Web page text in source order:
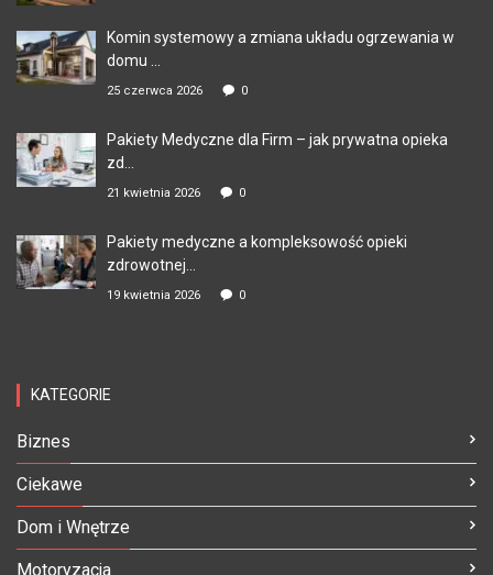
Komin systemowy a zmiana układu ogrzewania w
domu ...
25 czerwca 2026 0
Pakiety Medyczne dla Firm – jak prywatna opieka
zd...
21 kwietnia 2026 0
Pakiety medyczne a kompleksowość opieki
zdrowotnej...
19 kwietnia 2026 0
KATEGORIE
Biznes
Ciekawe
Dom i Wnętrze
Motoryzacja